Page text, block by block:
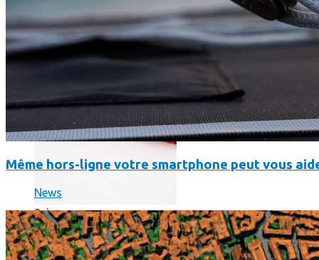
Science
Science
Même hors-ligne votre smartphone peut vous
News